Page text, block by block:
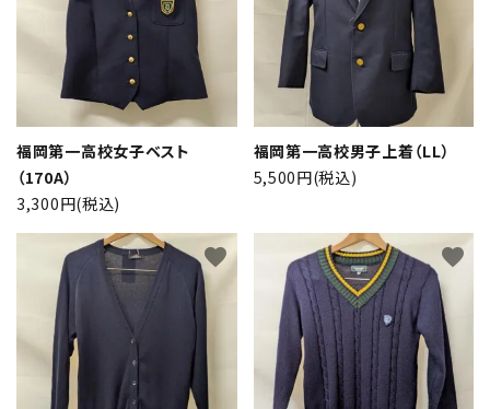
福岡第一高校女子ベスト
（170A）
3,300円(税込)
福岡第一高校男子上着（LL）
5,500円(税込)
favorite favorite